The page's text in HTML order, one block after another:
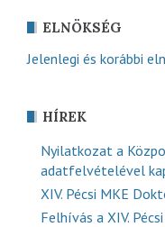
ELNÖKSÉG
Jelenlegi és korábbi
HÍREK
Nyilatkozat a
adatfelvételével
XIV. Pécsi MKE
Felhívás a XIV.